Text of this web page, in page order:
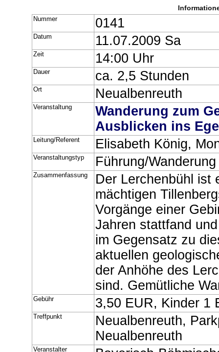
Nummer 0141
Datum 11.07.2009 Sa
Zeit 14:00 Uhr
Dauer ca. 2,5 Stunden
Ort Neualbenreuth
Veranstaltung
Wanderung zum
Ausblicken ins
Leitung/Referent Elisabeth König,
Veranstaltungstyp Führung/Wanderung
Zusammenfassung
Der Lerchenbühl ist
mächtigen
Vorgänge einer
Jahren stattfand
im Gegensatz zu
aktuellen
der Anhöhe des
sind. Gemütliche
Gebühr 3,50 EUR, Kinder 1
Treffpunkt
Neualbenreuth,
Neualbenreuth
Veranstalter